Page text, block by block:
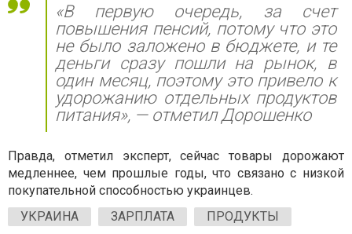
«В первую очередь, за счет
повышения пенсий, потому что это
не было заложено в бюджете, и те
деньги сразу пошли на рынок, в
один месяц, поэтому это привело к
удорожанию отдельных продуктов
питания», — отметил Дорошенко
Правда, отметил эксперт, сейчас товары дорожают
медленнее, чем прошлые годы, что связано с низкой
покупательной способностью украинцев.
УКРАИНА
ЗАРПЛАТА ПРОДУКТЫ